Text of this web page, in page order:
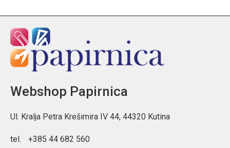
Webshop Papirnica
Ul. Kralja Petra Krešimira IV 44, 44320 Kutina
tel. +385 44 682 560